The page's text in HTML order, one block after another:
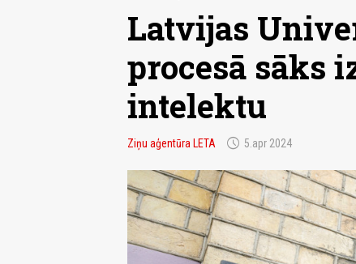
Latvijas
procesā sāks
intelektu
Ziņu aģentūra LETA schedule 5.apr 2024